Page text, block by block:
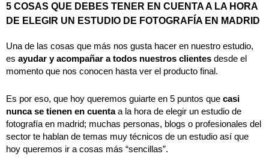
5 COSAS QUE DEBES TENER EN CUENTA A LA HORA
DE ELEGIR UN ESTUDIO DE FOTOGRAFÍA EN MADRID
Una de las cosas que más nos gusta hacer en nuestro estudio,
es ayudar y acompañar a todos nuestros clientes desde el
momento que nos conocen hasta ver el producto final.
Es por eso, que hoy queremos guiarte en 5 puntos que casi
nunca se tienen en cuentaa la hora de elegir un estudio de
fotografía en madrid; muchas personas, blogs o profesionales del
sector te hablan de temas muy técnicos de un estudio así que
hoy queremos ir a cosas más “sencillas”.